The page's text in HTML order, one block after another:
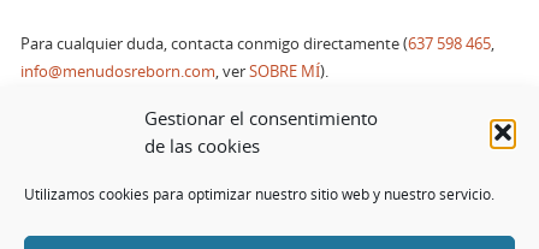
Gestionar el consentimiento
de las cookies
Utilizamos cookies para optimizar nuestro sitio web y nuestro servicio.
Para cualquier duda, contacta conmigo directamente (637 598 465,
info@menudosreborn.com, verSOBRE MÍ).
Usted puede revocar en cualquier momento su conformidad en usar
cookies pulsando el siguiente botón [cookies_revoke]